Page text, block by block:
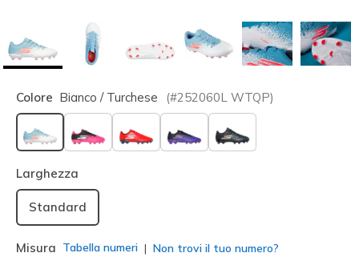
Colore Bianco / Turchese (#252060L WTQP)
selezionato
Larghezza
Standard
Misura Tabella numeri Non trovi il tuo numero?